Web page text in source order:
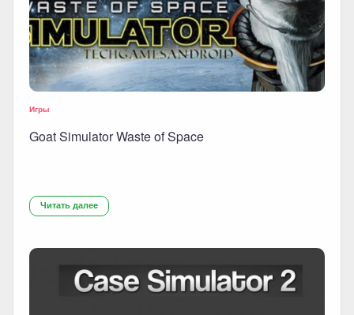
Игры
Goat Simulator Waste of Space
Читать далее